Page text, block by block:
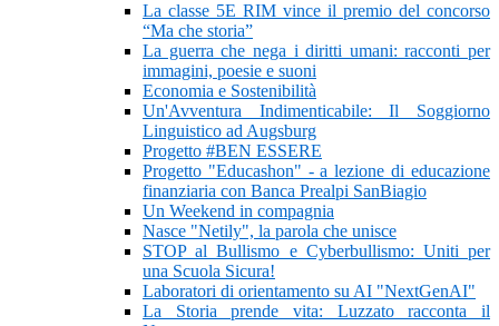
La classe 5E RIM vince il premio del concorso
“Ma che storia”
La guerra che nega i diritti umani: racconti per
immagini, poesie e suoni
Economia e Sostenibilità
Un'Avventura Indimenticabile: Il Soggiorno
Linguistico ad Augsburg
Progetto #BEN ESSERE
Progetto "Educashon" - a lezione di educazione
finanziaria con Banca Prealpi SanBiagio
Un Weekend in compagnia
Nasce "Netily", la parola che unisce
STOP al Bullismo e Cyberbullismo: Uniti per
una Scuola Sicura!
Laboratori di orientamento su AI "NextGenAI"
La Storia prende vita: Luzzato racconta il